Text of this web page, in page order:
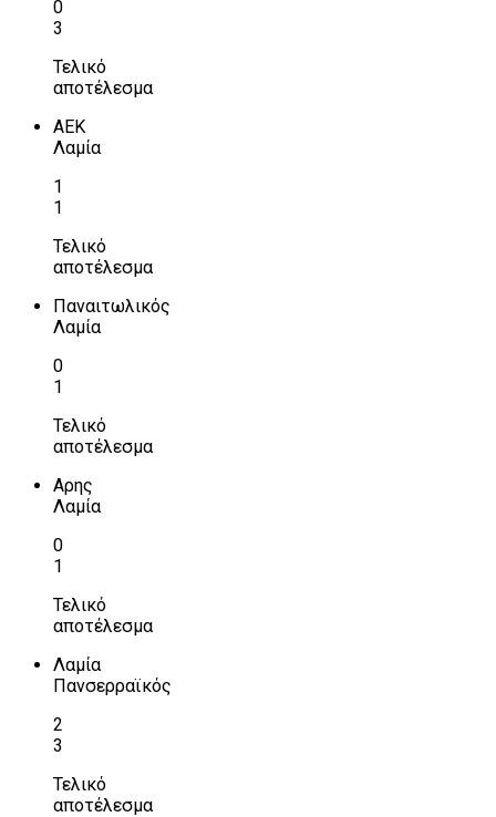
0
3
Τελικό
αποτέλεσμα
ΑΕΚ
Λαμία
1
1
Τελικό
αποτέλεσμα
Παναιτωλικός
Λαμία
0
1
Τελικό
αποτέλεσμα
Αρης
Λαμία
0
1
Τελικό
αποτέλεσμα
Λαμία
Πανσερραϊκός
2
3
Τελικό
αποτέλεσμα